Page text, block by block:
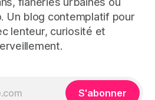
Un blog contemplatif pour
lenteur, curiosité et
S'abonner